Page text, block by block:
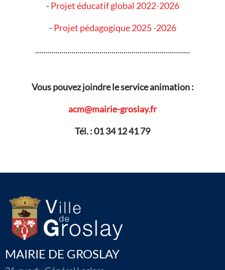
-Projet éducatifglobal 2022-2026
-Projet pédagogique 2025 -2026
.............................................................................
Vous pouvez joindre le service animation :
acm@mairie-groslay.fr
Tél. : 01 34 12 41 79
MAIRIE DE GROSLAY